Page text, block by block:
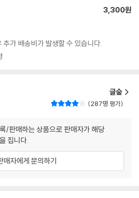
3,300원
가 배송비가 발생할 수 있습니다.
글숲
287명 평가
/판매하는 상품으로 판매자가 해당
집니다.
매자에게 문의하기